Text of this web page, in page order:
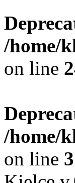
/home/
on line
/home/
on line 3